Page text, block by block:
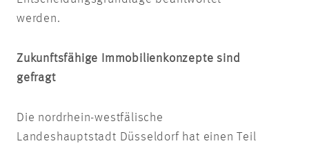
werden.
Zukunftsfähige Immobilienkonzepte sind
gefragt
Die nordrhein-westfälische
Landeshauptstadt Düsseldorf hat einen Teil